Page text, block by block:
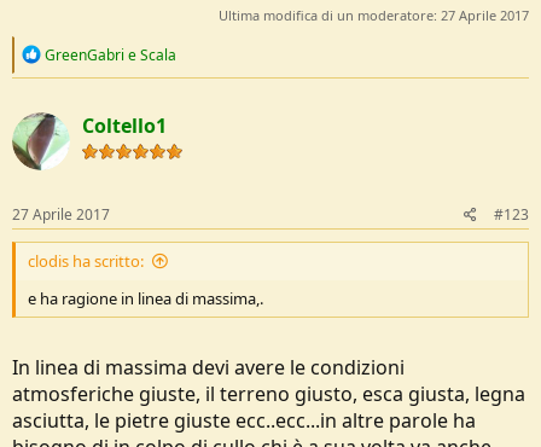
Ultima modifica di un moderatore: 27 Aprile 2017
R
c
t
i
o
s
:
GreenGabri eScala
Coltello1
27 Aprile 2017 #123
clodis ha scritto:
e ha ragione in linea di massima,.
In linea di massima devi avere le condizioni
atmosferiche giuste, il terreno giusto, esca giusta, legna
asciutta, le pietre giuste ecc..ecc...in altre parole ha